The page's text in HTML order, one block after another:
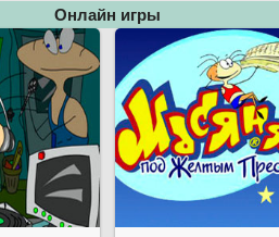
Онлайн игры